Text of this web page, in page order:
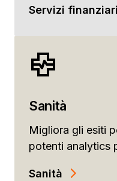
Servizi finanziari
Sanità
Migliora gli esiti
potenti analytics
Sanità